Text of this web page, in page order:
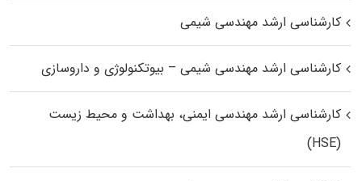
کارشناسی ارشد مهندسی شیمی
کارشناسی ارشد مهندسی شیمی – بیوتکنولوژی و داروسازی
کارشناسی ارشد مهندسی ایمنی، بهداشت و محیط زیست
(HSE)